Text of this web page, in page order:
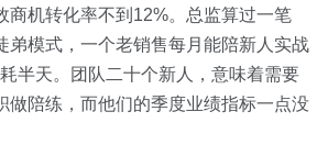
商机转化率不到12%。总监算过一笔
弟模式，一个老销售每月能陪新人实战
半天。团队二十个新人，意味着需要
做陪练，而他们的季度业绩指标一点没